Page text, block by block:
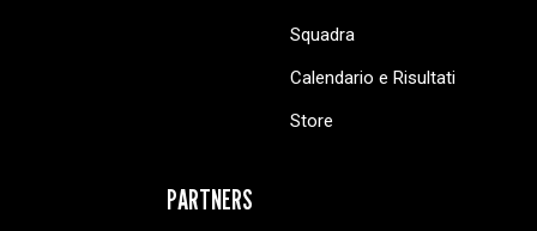
Squadra
Calendario e Risultati
Store
PARTNERS